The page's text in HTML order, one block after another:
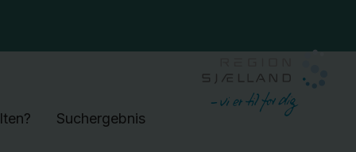
Suchergebnis